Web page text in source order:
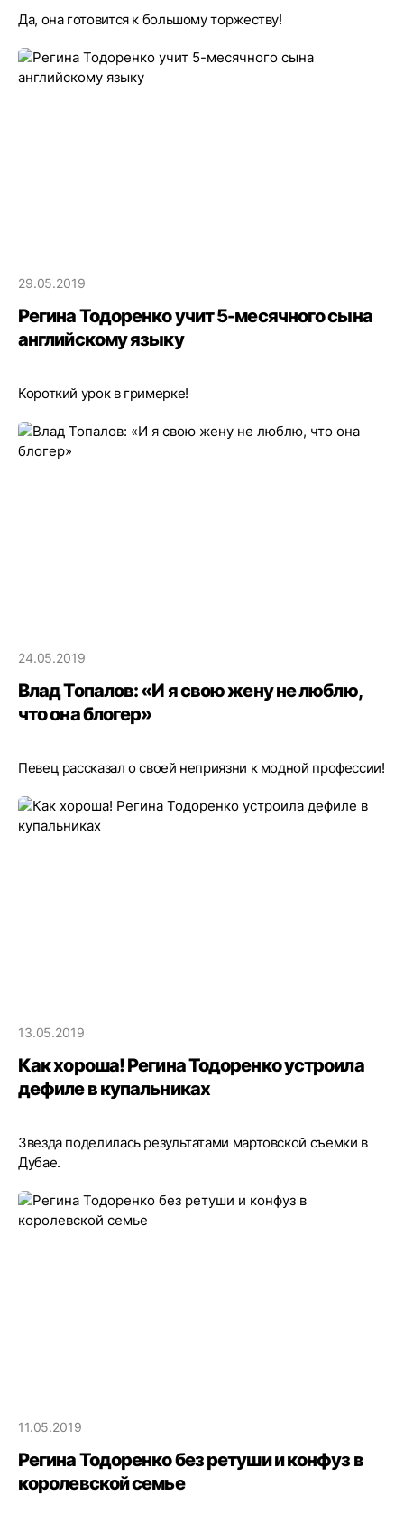
Да, она готовится к большому торжеству!
29.05.2019
Регина Тодоренко учит 5-месячного сына
английскому языку
Короткий урок в гримерке!
24.05.2019
Влад Топалов: «И я свою жену не люблю,
что она блогер»
Певец рассказал о своей неприязни к модной профессии!
13.05.2019
Как хороша! Регина Тодоренко устроила
дефиле в купальниках
Звезда поделилась результатами мартовской съемки в
Дубае.
11.05.2019
Регина Тодоренко без ретуши и конфуз в
королевской семье